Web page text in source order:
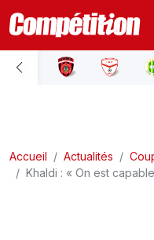
ACCUEIL
LIGUE 2
Accueil Actualités
Khaldi : « On est